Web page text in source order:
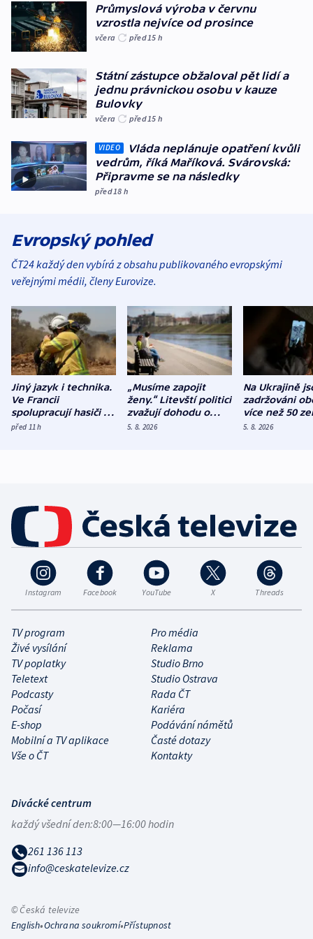
Průmyslová výroba v červnu
vzrostla nejvíce od prosince
včera před 15 h
Státní zástupce obžaloval pět lidí a
jednu právnickou osobu v kauze
Bulovky
včera před 15 h
VIDEO
Vláda neplánuje opatření kvůli
vedrům, říká Maříková. Svárovská:
Připravme se na následky
před 18 h
Evropský pohled
ČT24 každý den vybírá z obsahu publikovaného evropskými
veřejnými médii, členy Eurovize.
Jiný jazyk i technika.
Ve Francii
spolupracují hasiči z
různých zemí
před 11h
„Musíme zapojit
ženy.“ Litevští politici
zvažují dohodu o
demografii
5. 8. 2026
Na Ukrajině
zadržováni
více než 50
Bojovali na
5. 8. 2026
Instagram Facebook YouTube X Threads
TV program
Pro média
Živé vysílání
Reklama
TV poplatky
Studio Brno
Teletext
Studio Ostrava
Podcasty
Rada ČT
Počasí
Kariéra
E-shop
Podávání námětů
Mobilní a TV aplikace
Časté dotazy
Vše o ČT
Kontakty
Divácké centrum
každý všední den:8:00—16:00 hodin
261 136 113
info@ceskatelevize.cz
© Česká televize
English•Ochrana soukromí•Přístupnost